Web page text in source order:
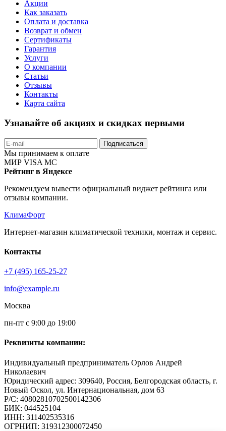
Акции
Как заказать
Оплата и доставка
Возврат и обмен
Сертификаты
Гарантия
Услуги
О компании
Статьи
Отзывы
Контакты
Карта сайта
Узнавайте об акциях и скидках первыми
Подписаться
Мы принимаем к оплате
МИР VISA MC
Рейтинг в Яндексе
Рекомендуем вывести официальный виджет рейтинга или
отзывы компании.
КлимаФорт
Интернет-магазин климатической техники, монтаж и сервис.
Контакты
+7 (495) 165-25-27
info@example.ru
Москва
пн-пт с 9:00 до 19:00
Реквизиты компании:
Индивидуальный предприниматель Орлов Андрей
Николаевич
Юридический адрес: 309640, Россия, Белгородская область, г.
Новый Оскол, ул. Интернациональная, дом 63
Р/С: 40802810702500142306
БИК: 044525104
ИНН: 311402535316
ОГРНИП: 319312300072450